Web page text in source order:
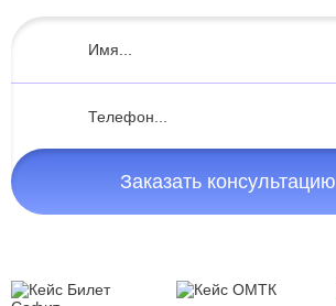
Заказать консультацию